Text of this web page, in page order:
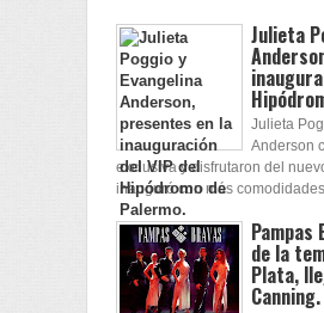
Julieta
Julieta
Anderson
exclusiva y disfrutaron del
inauguró con más
Pampas
de la
Plata,
Canning.